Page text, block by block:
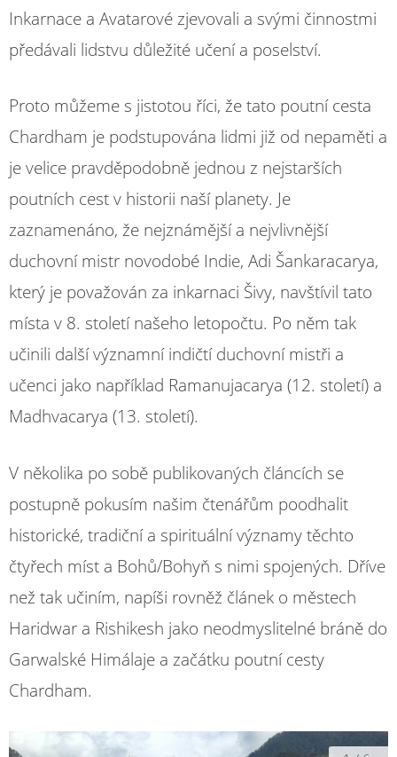
Inkarnace a Avatarové zjevovali a svými činnostmi
předávali lidstvu důležité učení a poselství.
Proto můžeme s jistotou říci, že tato poutní cesta
Chardham je podstupována lidmi již od nepaměti a
je velice pravděpodobně jednou z nejstarších
poutních cest v historii naší planety. Je
zaznamenáno, že nejznámější a nejvlivnější
duchovní mistr novodobé Indie, Adi Šankaracarya,
který je považován za inkarnaci Šivy, navštívil tato
místa v 8. století našeho letopočtu. Po něm tak
učinili další významní indičtí duchovní mistři a
učenci jako například Ramanujacarya (12. století) a
Madhvacarya (13. století).
V několika po sobě publikovaných článcích se
postupně pokusím našim čtenářům poodhalit
historické, tradiční a spirituální významy těchto
čtyřech míst a Bohů/Bohyň s nimi spojených. Dříve
než tak učiním, napíši rovněž článek o městech
Haridwar a Rishikesh jako neodmyslitelné bráně do
Garwalské Himálaje a začátku poutní cesty
Chardham.